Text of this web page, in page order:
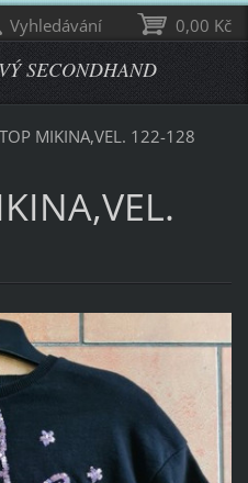
SECONDHAND
MIKINA,VEL. 122-128
0,00 Kč
Vyhledávání